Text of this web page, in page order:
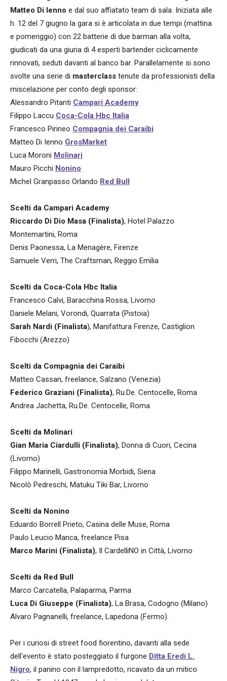
Matteo Di Ienno e dal suo affiatato team di sala. Iniziata alle
h. 12 del 7 giugno la gara si è articolata in due tempi (mattina
e pomeriggio) con 22 batterie di due barman alla volta,
giudicati da una giuria di 4 esperti bartender ciclicamente
rinnovati, seduti davanti al banco bar. Parallelamente si sono
svolte una serie di masterclass tenute da professionisti della
miscelazione per conto degli sponsor:
Alessandro Pitanti Campari Academy
Filippo Laccu Coca-Cola Hbc Italia
Francesco Pirineo Compagnia dei Caraibi
Matteo Di Ienno GrosMarket
Luca Moroni Molinari
Mauro Picchi Nonino
Michel Granpasso Orlando Red Bull
Scelti da Campari Academy
Riccardo Di Dio Masa (Finalista), Hotel Palazzo
Montemartini, Roma
Denis Paonessa, La Menagère, Firenze
Samuele Verri, The Craftsman, Reggio Emilia
Scelti da Coca-Cola Hbc Italia
Francesco Calvi, Baracchina Rossa, Livorno
Daniele Melani, Vorondi, Quarrata (Pistoia)
Sarah Nardi (Finalista), Manifattura Firenze, Castiglion
Fibocchi (Arezzo)
Scelti da Compagnia dei Caraibi
Matteo Cassan, freelance, Salzano (Venezia)
Federico Graziani (Finalista), Ru.De. Centocelle, Roma
Andrea Jachetta, Ru.De. Centocelle, Roma
Scelti da Molinari
Gian Maria Ciardulli (Finalista), Donna di Cuori, Cecina
(Livorno)
Filippo Marinelli, Gastronomia Morbidi, Siena
Nicolò Pedreschi, Matuku Tiki Bar, Livorno
Scelti da Nonino
Eduardo Borrell Prieto, Casina delle Muse, Roma
Paulo Leucio Manca, freelance Pisa
Marco Marini (Finalista), Il CardelliNO in Città, Livorno
Scelti da Red Bull
Marco Carcatella, Palaparma, Parma
Luca Di Giuseppe (Finalista), La Brasa, Codogno (Milano)
Alvaro Pagnanelli, freelance, Lapedona (Fermo).
Per i curiosi di street food fiorentino, davanti alla sede
dell'evento è stato posteggiato il furgone Ditta Eredi L.
Nigro, il panino con il lampredotto, ricavato da un mitico